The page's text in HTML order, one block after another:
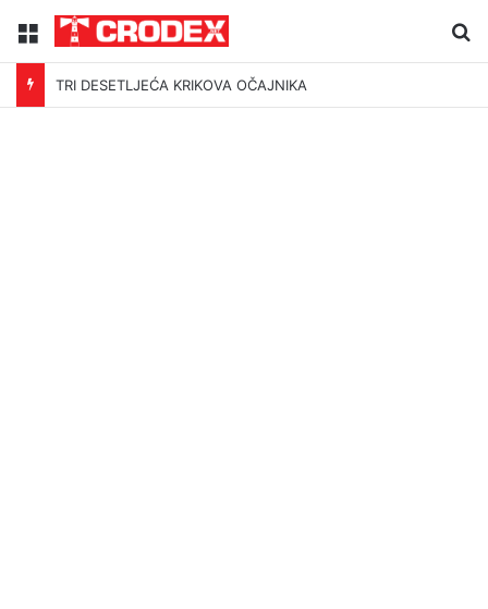
Menu
TRI DESETLJEĆA KRIKOVA OČAJNIKA